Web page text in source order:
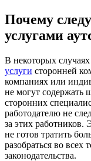
Почему
услугами
В некоторых случаях
услуги сторонней
компаниях или
не могут содержать
сторонних
работодателю не
за этих работников.
не готов тратить
разобраться во всех
законодательства.